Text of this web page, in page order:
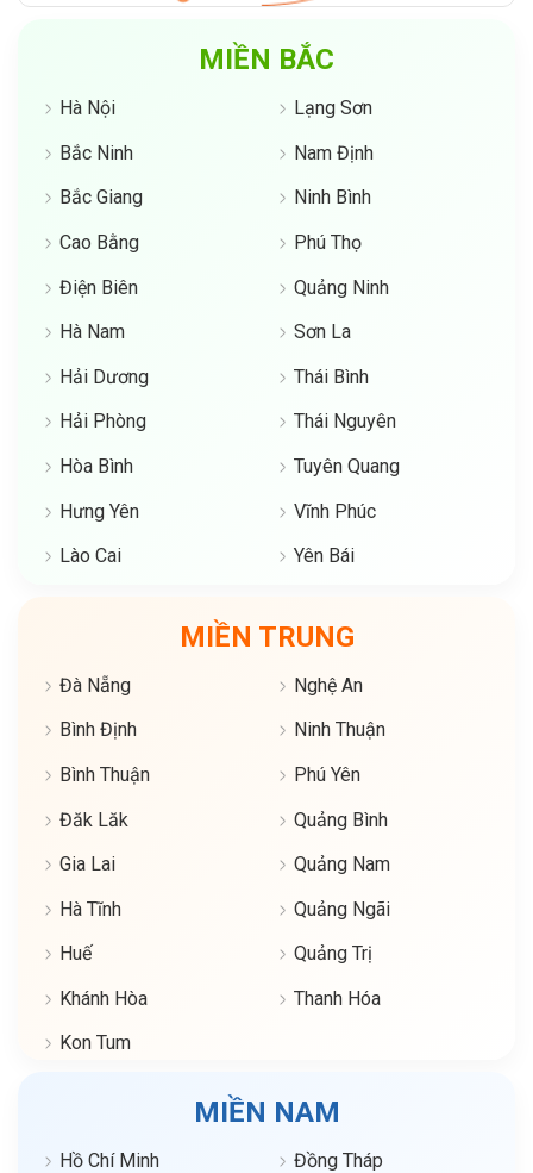
MIỀN BẮC
Hà Nội
Bắc Ninh
Bắc Giang
Cao Bằng
Điện Biên
Hà Nam
Hải Dương
Hải Phòng
Hòa Bình
Hưng Yên
Lào Cai
Lạng Sơn
Nam Định
Ninh Bình
Phú Thọ
Quảng Ninh
Sơn La
Thái Bình
Thái Nguyên
Tuyên Quang
Vĩnh Phúc
Yên Bái
MIỀN TRUNG
Đà Nẵng
Bình Định
Bình Thuận
Đăk Lăk
Gia Lai
Hà Tĩnh
Huế
Khánh Hòa
Kon Tum
Nghệ An
Ninh Thuận
Phú Yên
Quảng Bình
Quảng Nam
Quảng Ngãi
Quảng Trị
Thanh Hóa
MIỀN NAM
Hồ Chí Minh Đồng Tháp